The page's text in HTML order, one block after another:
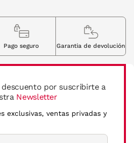
descuento por suscribirte a
Newsletter
exclusivas, ventas privadas y
Pago seguro Garantia de devolución